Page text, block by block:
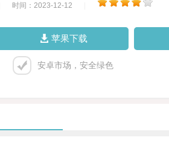
时间：2023-12-12
苹果下载
安卓市场，安全绿色